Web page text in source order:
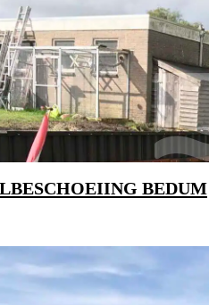
BEDUM